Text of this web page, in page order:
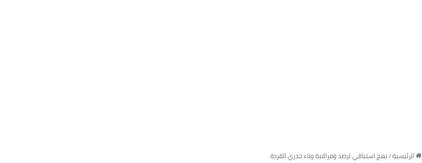
‏الرئيسية/نهج استباقي لرصد ومراقبة وباء جدري القردة